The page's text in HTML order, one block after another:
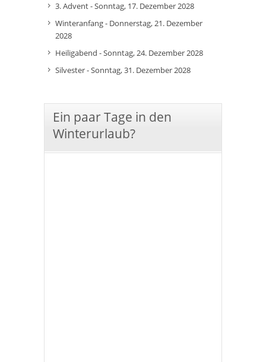
3. Advent - Sonntag, 17. Dezember 2028
Winteranfang - Donnerstag, 21. Dezember
2028
Heiligabend - Sonntag, 24. Dezember 2028
Silvester - Sonntag, 31. Dezember 2028
Ein paar Tage in den
Winterurlaub?